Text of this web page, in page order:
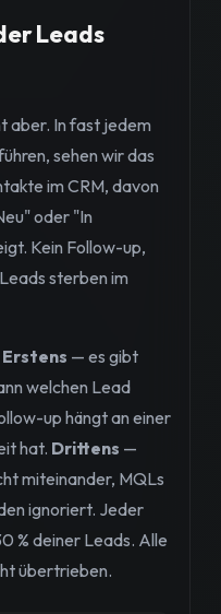
Leads
aber. In fast jedem
sehen wir das
im CRM, davon
oder "In
Kein Follow-up,
sterben im
Erstens — es gibt
welchen Lead
up hängt an einer
hat. Drittens —
miteinander, MQLs
ignoriert. Jeder
% deiner Leads. Alle
übertrieben.